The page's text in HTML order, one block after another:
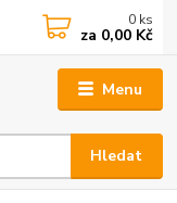
Menu
Hledat
0 ks
za 0,00 Kč